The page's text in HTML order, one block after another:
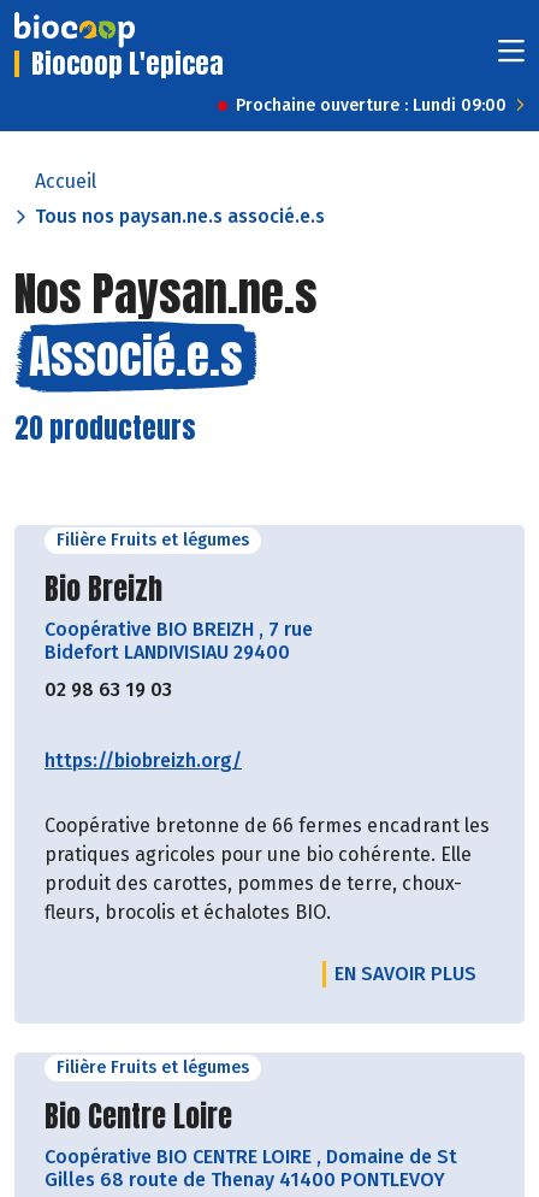
Biocoop L'epicea
Prochaine ouverture : Lundi 09:00
Accueil
Tous nos paysan.ne.s associé.e.s
Nos Paysan.ne.s
Associé.e.s
20 producteurs
Filière Fruits et légumes
Découvrir le producteur
Bio Breizh
Coopérative BIO BREIZH , 7 rue
Bidefort LANDIVISIAU 29400
02 98 63 19 03
https://biobreizh.org/
Coopérative bretonne de 66 fermes encadrant les
pratiques agricoles pour une bio cohérente. Elle
produit des carottes, pommes de terre, choux-
fleurs, brocolis et échalotes BIO.
EN SAVOIR PLUS
Filière Fruits et légumes
Découvrir le producteur
Bio Centre Loire
Coopérative BIO CENTRE LOIRE , Domaine de St
Gilles 68 route de Thenay 41400 PONTLEVOY